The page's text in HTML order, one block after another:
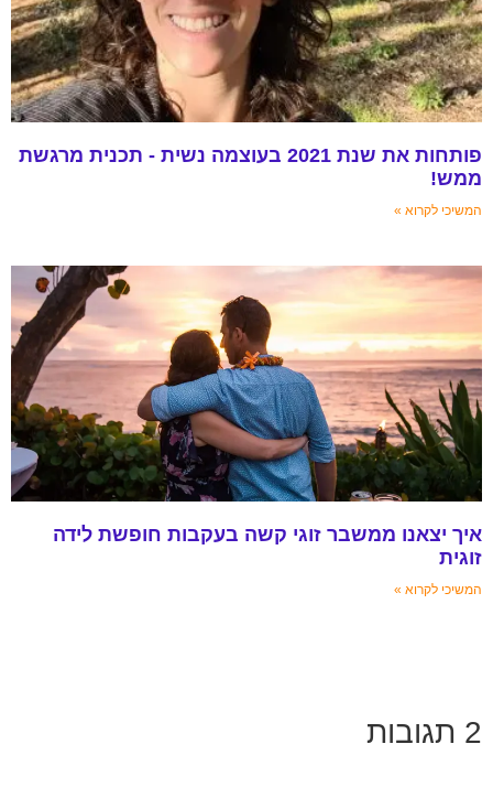
פותחות את שנת 2021 בעוצמה נשית - תכנית מרגשת
ממש!
המשיכי לקרוא »
איך יצאנו ממשבר זוגי קשה בעקבות חופשת לידה
זוגית
המשיכי לקרוא »
2 תגובות